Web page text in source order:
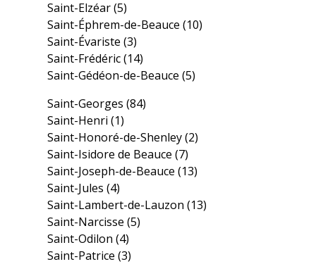
Saint-Elzéar(5)
Saint-Éphrem-de-Beauce(10)
Saint-Évariste(3)
Saint-Frédéric(14)
Saint-Gédéon-de-Beauce(5)
Saint-Georges(84)
Saint-Henri(1)
Saint-Honoré-de-Shenley(2)
Saint-Isidore de Beauce(7)
Saint-Joseph-de-Beauce(13)
Saint-Jules(4)
Saint-Lambert-de-Lauzon(13)
Saint-Narcisse(5)
Saint-Odilon(4)
Saint-Patrice(3)